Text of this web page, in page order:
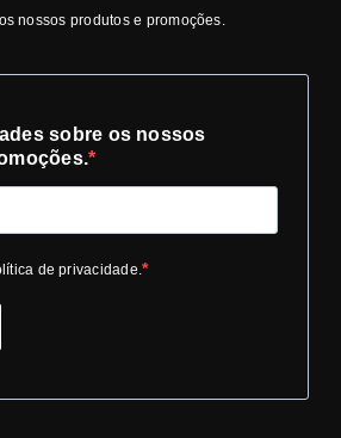
nossos produtos e promoções.
sobre os nossos
de privacidade.